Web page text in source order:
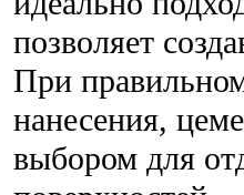
позволяет
При
нанесения,
выбором для